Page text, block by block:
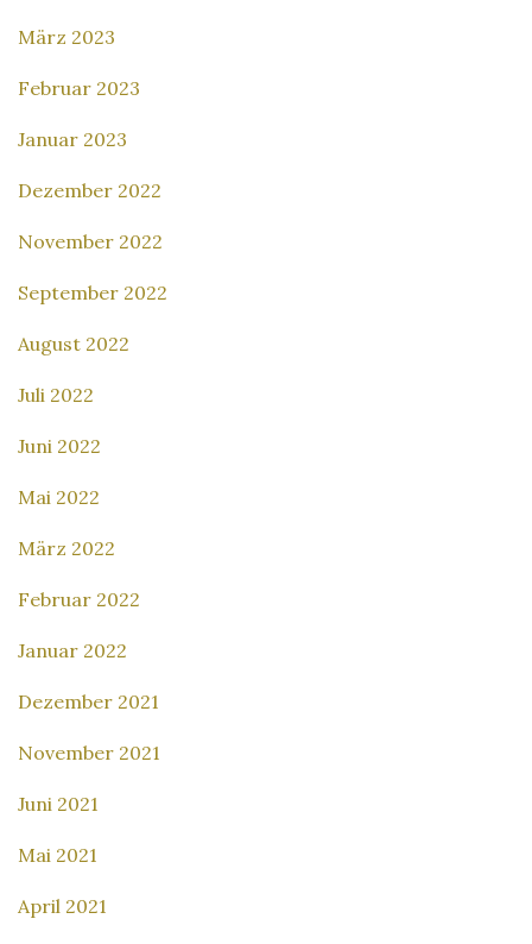
März 2023
Februar 2023
Januar 2023
Dezember 2022
November 2022
September 2022
August 2022
Juli 2022
Juni 2022
Mai 2022
März 2022
Februar 2022
Januar 2022
Dezember 2021
November 2021
Juni 2021
Mai 2021
April 2021